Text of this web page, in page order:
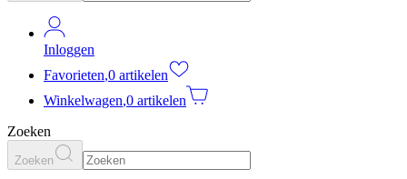
Inloggen
Favorieten,0 artikelen
Winkelwagen,0 artikelen
Zoeken
Zoeken